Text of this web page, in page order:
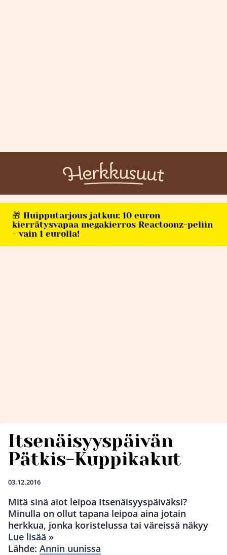
🎁 Huipputarjous jatkuu: 10 euron
kierrätysvapaa megakierros Reactoonz-peliin
- vain 1 eurolla!
Itsenäisyyspäivän
Pätkis-Kuppikakut
03.12.2016
Mitä sinä aiot leipoa Itsenäisyyspäiväksi?
Minulla on ollut tapana leipoa aina jotain
herkkua, jonka koristelussa tai väreissä näkyy
Lue lisää »
Lähde: Annin uunissa